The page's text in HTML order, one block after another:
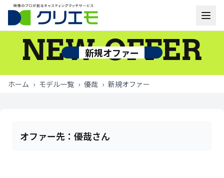
モデル一覧
新規オファー
NEW OFFER
ホーム › モデル一覧 › 優哉 › 新規オファー
オファー先： 優哉さん